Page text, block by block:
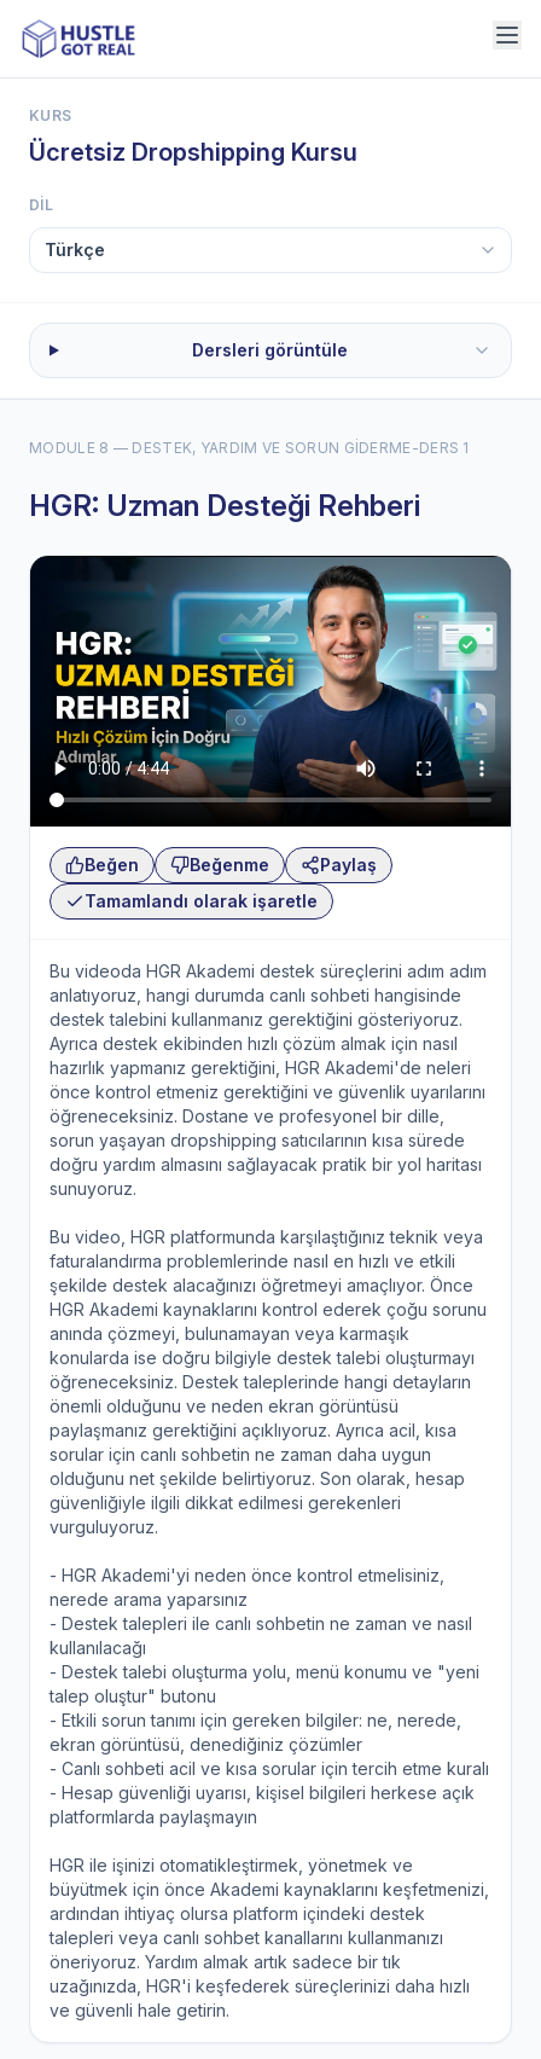
KURS
Ücretsiz Dropshipping Kursu
DIL
Dersleri görüntüle
MODULE 8 — DESTEK, YARDIM VE SORUN GIDERME -DERS 1
HGR: Uzman Desteği Rehberi
Beğen Beğenme
Paylaş
Tamamlandı olarak işaretle
Bu videoda HGR Akademi destek süreçlerini adım adım
anlatıyoruz, hangi durumda canlı sohbeti hangisinde
destek talebini kullanmanız gerektiğini gösteriyoruz.
Ayrıca destek ekibinden hızlı çözüm almak için nasıl
hazırlık yapmanız gerektiğini, HGR Akademi'de neleri
önce kontrol etmeniz gerektiğini ve güvenlik uyarılarını
öğreneceksiniz. Dostane ve profesyonel bir dille,
sorun yaşayan dropshipping satıcılarının kısa sürede
doğru yardım almasını sağlayacak pratik bir yol haritası
sunuyoruz.
Bu video, HGR platformunda karşılaştığınız teknik veya
faturalandırma problemlerinde nasıl en hızlı ve etkili
şekilde destek alacağınızı öğretmeyi amaçlıyor. Önce
HGR Akademi kaynaklarını kontrol ederek çoğu sorunu
anında çözmeyi, bulunamayan veya karmaşık
konularda ise doğru bilgiyle destek talebi oluşturmayı
öğreneceksiniz. Destek taleplerinde hangi detayların
önemli olduğunu ve neden ekran görüntüsü
paylaşmanız gerektiğini açıklıyoruz. Ayrıca acil, kısa
sorular için canlı sohbetin ne zaman daha uygun
olduğunu net şekilde belirtiyoruz. Son olarak, hesap
güvenliğiyle ilgili dikkat edilmesi gerekenleri
vurguluyoruz.
- HGR Akademi'yi neden önce kontrol etmelisiniz,
nerede arama yaparsınız
- Destek talepleri ile canlı sohbetin ne zaman ve nasıl
kullanılacağı
- Destek talebi oluşturma yolu, menü konumu ve "yeni
talep oluştur" butonu
- Etkili sorun tanımı için gereken bilgiler: ne, nerede,
ekran görüntüsü, denediğiniz çözümler
- Canlı sohbeti acil ve kısa sorular için tercih etme kuralı
- Hesap güvenliği uyarısı, kişisel bilgileri herkese açık
platformlarda paylaşmayın
HGR ile işinizi otomatikleştirmek, yönetmek ve
büyütmek için önce Akademi kaynaklarını keşfetmenizi,
ardından ihtiyaç olursa platform içindeki destek
talepleri veya canlı sohbet kanallarını kullanmanızı
öneriyoruz. Yardım almak artık sadece bir tık
uzağınızda, HGR'i keşfederek süreçlerinizi daha hızlı
ve güvenli hale getirin.